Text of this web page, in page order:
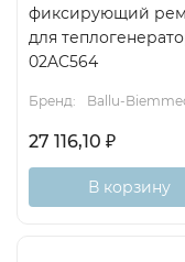
фиксирующий
для
02AC564
Бренд: Ballu-
27 116,10 ₽
В корзину